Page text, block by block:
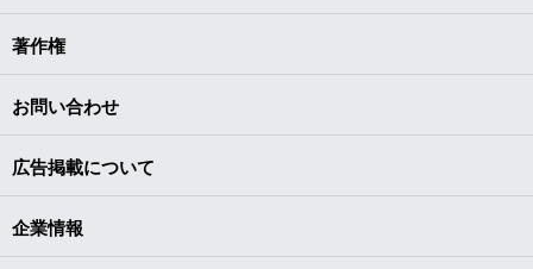
著作権
お問い合わせ
広告掲載について
企業情報